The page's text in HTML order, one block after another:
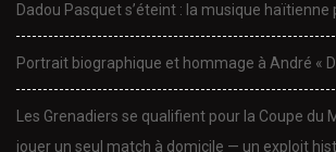
Dadou Pasquet s’éteint : la musique
Portrait biographique et hommage à André «
Les Grenadiers se qualifient pour la Coupe du
jouer un seul match à domicile — un exploit